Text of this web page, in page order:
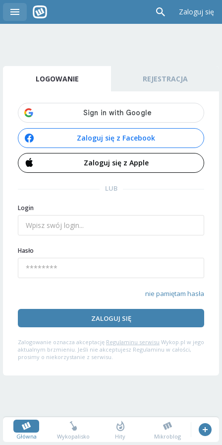
Zaloguj się
LOGOWANIE REJESTRACJA
Zaloguj się z Facebook
Zaloguj się z Apple
LUB
Login
Hasło
nie pamiętam hasła
ZALOGUJ SIĘ
Zalogowanie oznacza akceptację Regulaminu serwisu Wykop.pl w jego
aktualnym brzmieniu. Jeśli nie akceptujesz Regulaminu w całości,
prosimy o niekorzystanie z serwisu.
Główna Wykopalisko Hity Mikroblog